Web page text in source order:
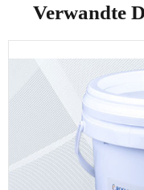
Verwandte